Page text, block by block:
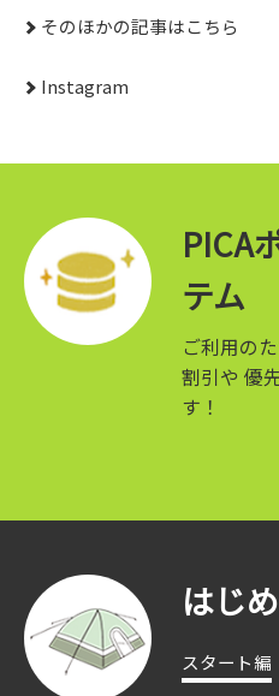
そのほかの記事はこちら
Instagram
PICA
テム
ご利用の
割引や 優
す！
はじ
スタート編